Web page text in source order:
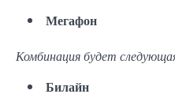
Мегафон
Комбинация будет
Билайн